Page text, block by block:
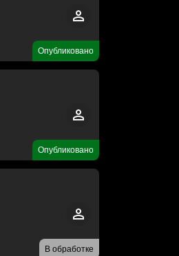
Опубликовано
Опубликовано
В обработке